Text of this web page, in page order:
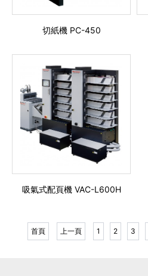
切紙機 PC-450
吸氣式配頁機 VAC-L600H
首頁 上一頁 1 2 3